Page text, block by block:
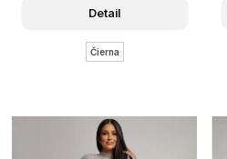
Detail
Čierna